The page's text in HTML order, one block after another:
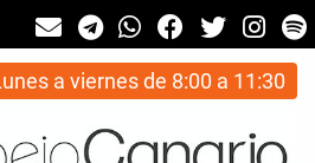
a viernes de 8:00 a 11:30